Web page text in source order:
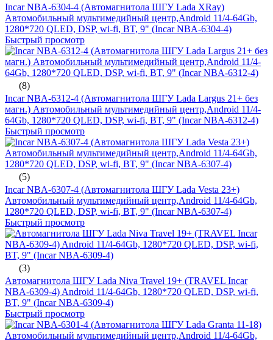
Incar NBA-6304-4 (Автомагнитола ШГУ Lada XRay)
Автомобильный мультимедийный центр,Android 11/4-64Gb,
1280*720 QLED, DSP, wi-fi, BT, 9" (Incar NBA-6304-4)
Быстрый просмотр
(8)
Incar NBA-6312-4 (Автомагнитола ШГУ Lada Largus 21+ без
магн.) Автомобильный мультимедийный центр,Android 11/4-
64Gb, 1280*720 QLED, DSP, wi-fi, BT, 9" (Incar NBA-6312-4)
Быстрый просмотр
(5)
Incar NBA-6307-4 (Автомагнитола ШГУ Lada Vesta 23+)
Автомобильный мультимедийный центр,Android 11/4-64Gb,
1280*720 QLED, DSP, wi-fi, BT, 9" (Incar NBA-6307-4)
Быстрый просмотр
(3)
Автомагнитола ШГУ Lada Niva Travel 19+ (TRAVEL Incar
NBA-6309-4) Android 11/4-64Gb, 1280*720 QLED, DSP, wi-fi,
BT, 9" (Incar NBA-6309-4)
Быстрый просмотр